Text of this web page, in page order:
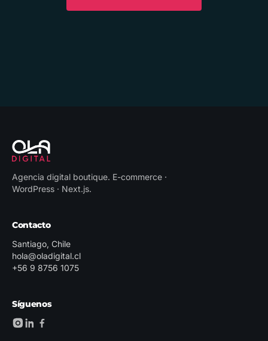
Agencia digital boutique. E-commerce ·
WordPress · Next.js.
Contacto
Santiago, Chile
hola@oladigital.cl
+56 9 8756 1075
Síguenos